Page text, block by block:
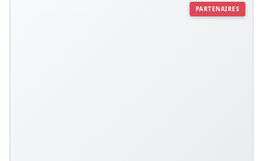
PARTENAIRES